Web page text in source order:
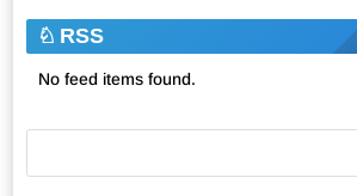
RSS
No feed items found.